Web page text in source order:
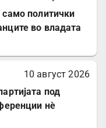
политички
во владата
10 август 2026
под
нè